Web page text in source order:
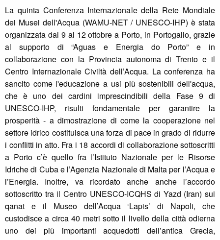
La quinta Conferenza Internazionale della Rete Mondiale
dei Musei dell'Acqua (WAMU-NET / UNESCO-IHP) è stata
organizzata dal 9 al 12 ottobre a Porto, in Portogallo, grazie
al supporto di “Aguas e Energia do Porto” e in
collaborazione con la Provincia autonoma di Trento e il
Centro Internazionale Civiltà dell’Acqua. La conferenza ha
sancito come l'educazione a usi più sostenibili dell'acqua,
che è uno dei cardini imprescindibili della Fase 9 di
UNESCO-IHP, risulti fondamentale per garantire la
prosperità - a dimostrazione di come la cooperazione nel
settore idrico costituisca una forza di pace in grado di ridurre
i conflitti in atto. Fra i 18 accordi di collaborazione sottoscritti
a Porto c’è quello fra l’Istituto Nazionale per le Risorse
Idriche di Cuba e l’Agenzia Nazionale di Malta per l’Acqua e
l’Energia. Inoltre, va ricordato anche anche l’accordo
sottoscritto tra il Centro UNESCO-ICQHS di Yazd (Iran) sui
qanat e il Museo dell’Acqua ‘Lapis’ di Napoli, che
custodisce a circa 40 metri sotto il livello della città odierna
uno dei più importanti acquedotti dell’antica Grecia,